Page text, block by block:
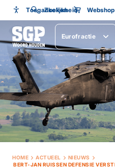
Toegankelijkheid
Toegankelijkheid
Lettergrootte
Zoeken Webshop
Eurofractie
HOME ACTUEEL
NIEUWS